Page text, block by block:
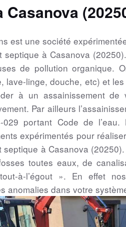
est une société
à Casanova
de pollution organique.
lave-linge, douche, etc) et
à un assainissement de
Par ailleurs
portant Code de l’eau.
expérimentés pour
à Casanova
toutes eaux, de
à-l’égout ». En effet
anomalies dans votre